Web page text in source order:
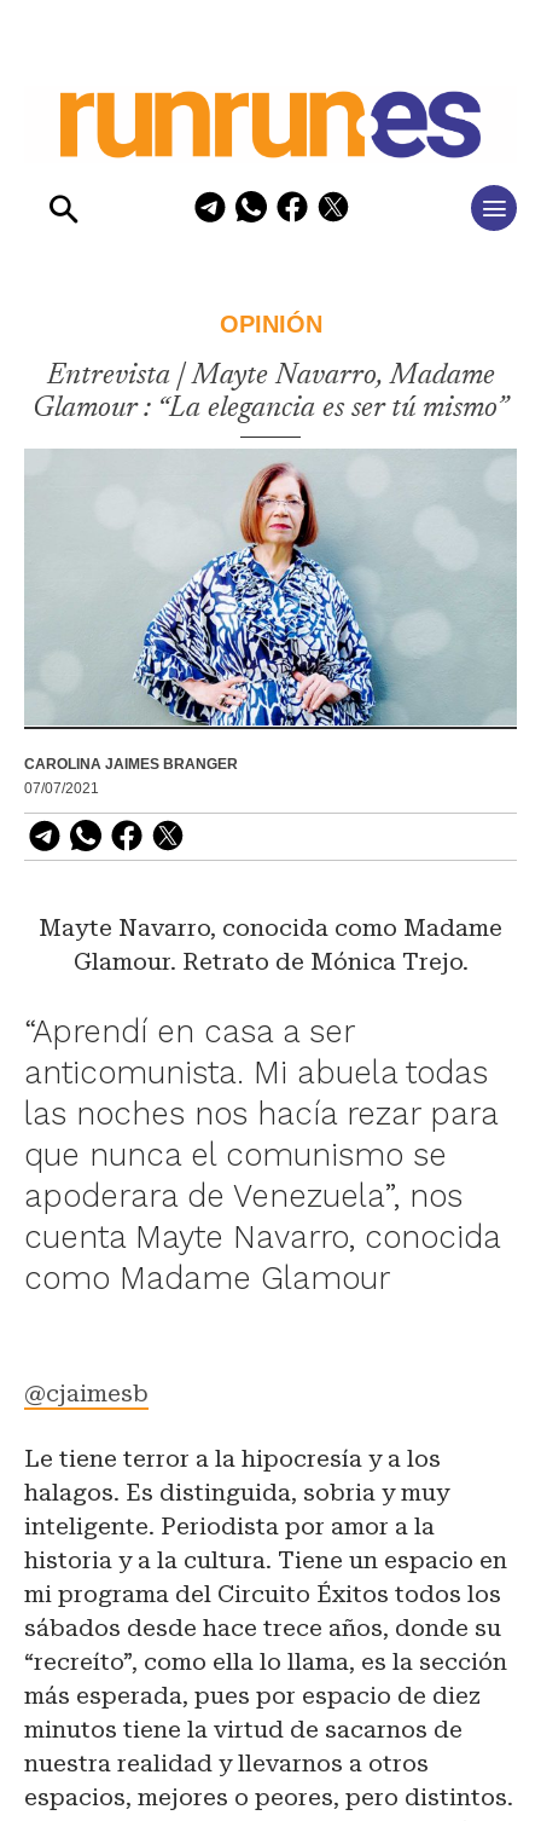
OPINIÓN
Entrevista | Mayte Navarro, Madame
Glamour : “La elegancia es ser tú mismo”
CAROLINA JAIMES BRANGER
07/07/2021
Mayte Navarro, conocida como Madame
Glamour. Retrato de Mónica Trejo.
“Aprendí en casa a ser
anticomunista. Mi abuela todas
las noches nos hacía rezar para
que nunca el comunismo se
apoderara de Venezuela”, nos
cuenta Mayte Navarro, conocida
como Madame Glamour
@cjaimesb
Le tiene terror a la hipocresía y a los
halagos. Es distinguida, sobria y muy
inteligente. Periodista por amor a la
historia y a la cultura. Tiene un espacio en
mi programa del Circuito Éxitos todos los
sábados desde hace trece años, donde su
“recreíto”, como ella lo llama, es la sección
más esperada, pues por espacio de diez
minutos tiene la virtud de sacarnos de
nuestra realidad y llevarnos a otros
espacios, mejores o peores, pero distintos.